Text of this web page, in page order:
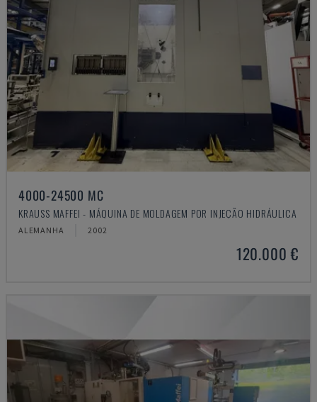
4000-24500 MC
KRAUSS MAFFEI - MÁQUINA DE MOLDAGEM POR INJEÇÃO HIDRÁULICA
ALEMANHA 2002
120.000 €